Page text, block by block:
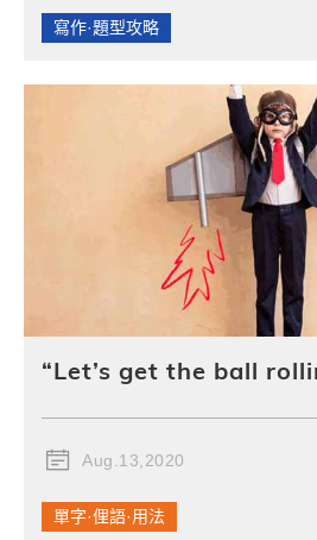
寫作·題型攻略
單字·俚語·用法
Aug.13,2020